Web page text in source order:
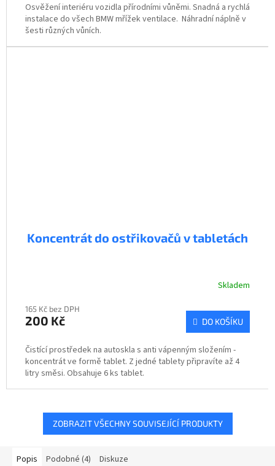
Osvěžení interiéru vozidla přírodními vůněmi. Snadná a rychlá
instalace do všech BMW mřížek ventilace. Náhradní náplně v
šesti různých vůních.
Koncentrát do ostřikovačů v tabletách
Skladem
165 Kč bez DPH
200 Kč DO KOŠÍKU
Čistící prostředek na autoskla s anti vápenným složením -
koncentrát ve formě tablet. Z jedné tablety připravíte až 4
litry směsi. Obsahuje 6 ks tablet.
ZOBRAZIT VŠECHNY SOUVISEJÍCÍ PRODUKTY
Popis Podobné (4) Diskuze